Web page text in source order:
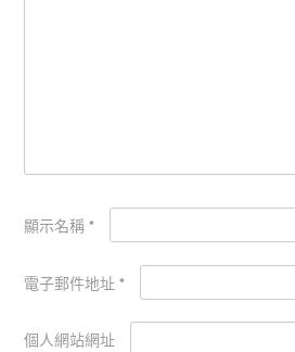
顯示名稱 *
電子郵件地址 *
個人網站網址